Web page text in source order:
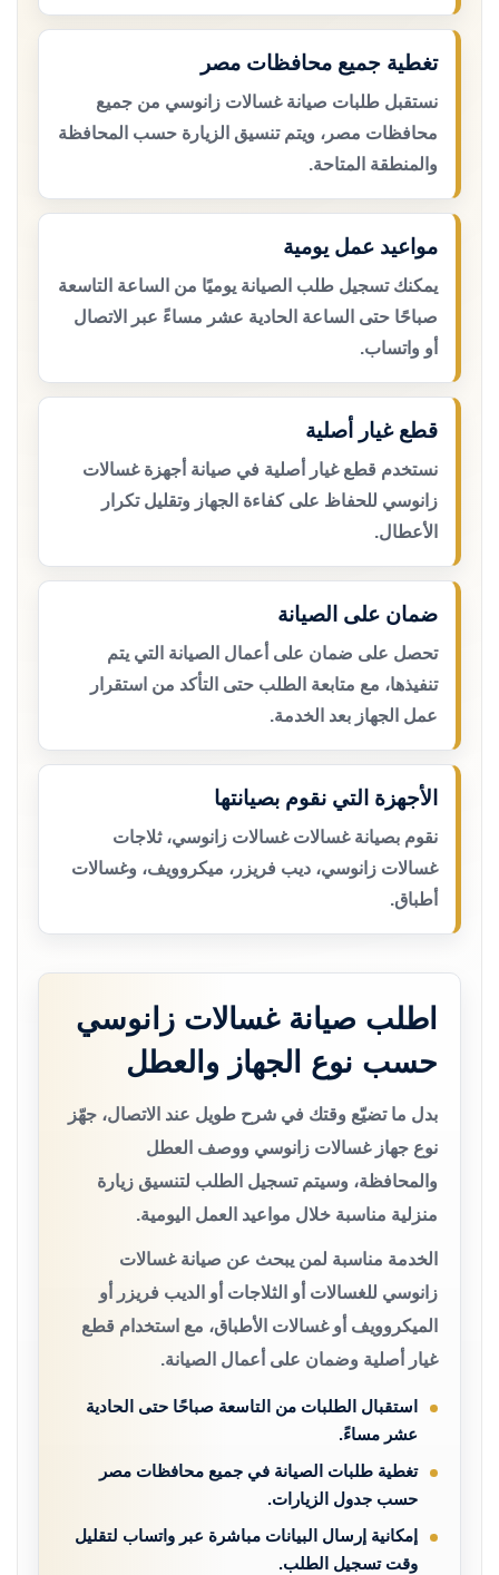
تغطية جميع محافظات مصر
نستقبل طلبات صيانة غسالات زانوسي من جميع
محافظات مصر، ويتم تنسيق الزيارة حسب المحافظة
والمنطقة المتاحة.
مواعيد عمل يومية
يمكنك تسجيل طلب الصيانة يوميًا من الساعة التاسعة
صباحًا حتى الساعة الحادية عشر مساءً عبر الاتصال
أو واتساب.
قطع غيار أصلية
نستخدم قطع غيار أصلية في صيانة أجهزة غسالات
زانوسي للحفاظ على كفاءة الجهاز وتقليل تكرار
الأعطال.
ضمان على الصيانة
تحصل على ضمان على أعمال الصيانة التي يتم
تنفيذها، مع متابعة الطلب حتى التأكد من استقرار
عمل الجهاز بعد الخدمة.
الأجهزة التي نقوم بصيانتها
نقوم بصيانة غسالات غسالات زانوسي، ثلاجات
غسالات زانوسي، ديب فريزر، ميكروويف، وغسالات
أطباق.
اطلب صيانة غسالات زانوسي
حسب نوع الجهاز والعطل
بدل ما تضيّع وقتك في شرح طويل عند الاتصال، جهّز
نوع جهاز غسالات زانوسي ووصف العطل
والمحافظة، وسيتم تسجيل الطلب لتنسيق زيارة
منزلية مناسبة خلال مواعيد العمل اليومية.
الخدمة مناسبة لمن يبحث عن صيانة غسالات
زانوسي للغسالات أو الثلاجات أو الديب فريزر أو
الميكروويف أو غسالات الأطباق، مع استخدام قطع
غيار أصلية وضمان على أعمال الصيانة.
استقبال الطلبات من التاسعة صباحًا حتى الحادية
عشر مساءً.
تغطية طلبات الصيانة في جميع محافظات مصر
حسب جدول الزيارات.
إمكانية إرسال البيانات مباشرة عبر واتساب لتقليل
وقت تسجيل الطلب.